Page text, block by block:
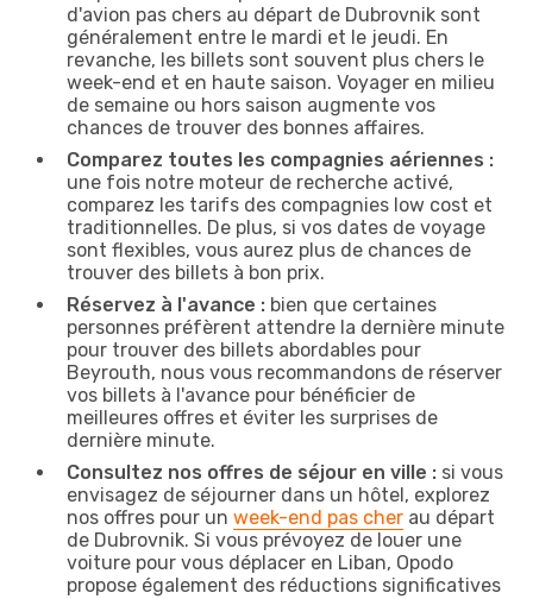
d'avion pas chers au départ de Dubrovnik sont
généralement entre le mardi et le jeudi. En
revanche, les billets sont souvent plus chers le
week-end et en haute saison. Voyager en milieu
de semaine ou hors saison augmente vos
chances de trouver des bonnes affaires.
Comparez toutes les compagnies aériennes :
une fois notre moteur de recherche activé,
comparez les tarifs des compagnies low cost et
traditionnelles. De plus, si vos dates de voyage
sont flexibles, vous aurez plus de chances de
trouver des billets à bon prix.
Réservez à l'avance : bien que certaines
personnes préfèrent attendre la dernière minute
pour trouver des billets abordables pour
Beyrouth, nous vous recommandons de réserver
vos billets à l'avance pour bénéficier de
meilleures offres et éviter les surprises de
dernière minute.
Consultez nos offres de séjour en ville : si vous
envisagez de séjourner dans un hôtel, explorez
nos offres pour un week-end pas cher au départ
de Dubrovnik. Si vous prévoyez de louer une
voiture pour vous déplacer en Liban, Opodo
propose également des réductions significatives